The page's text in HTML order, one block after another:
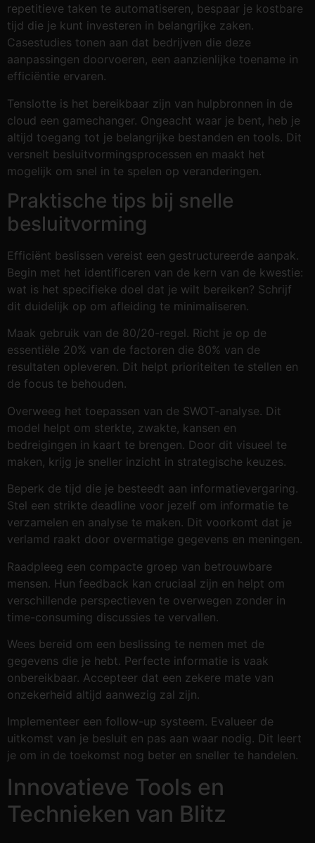
repetitieve taken te automatiseren, bespaar je kostbare
tijd die je kunt investeren in belangrijke zaken.
Casestudies tonen aan dat bedrijven die deze
aanpassingen doorvoeren, een aanzienlijke toename in
efficiëntie ervaren.
Tenslotte is het bereikbaar zijn van hulpbronnen in de
cloud een gamechanger. Ongeacht waar je bent, heb je
altijd toegang tot je belangrijke bestanden en tools. Dit
versnelt besluitvormingsprocessen en maakt het
mogelijk om snel in te spelen op veranderingen.
Praktische tips bij snelle
besluitvorming
Efficiënt beslissen vereist een gestructureerde aanpak.
Begin met het identificeren van de kern van de kwestie:
wat is het specifieke doel dat je wilt bereiken? Schrijf
dit duidelijk op om afleiding te minimaliseren.
Maak gebruik van de 80/20-regel. Richt je op de
essentiële 20% van de factoren die 80% van de
resultaten opleveren. Dit helpt prioriteiten te stellen en
de focus te behouden.
Overweeg het toepassen van de SWOT-analyse. Dit
model helpt om sterkte, zwakte, kansen en
bedreigingen in kaart te brengen. Door dit visueel te
maken, krijg je sneller inzicht in strategische keuzes.
Beperk de tijd die je besteedt aan informatievergaring.
Stel een strikte deadline voor jezelf om informatie te
verzamelen en analyse te maken. Dit voorkomt dat je
verlamd raakt door overmatige gegevens en meningen.
Raadpleeg een compacte groep van betrouwbare
mensen. Hun feedback kan cruciaal zijn en helpt om
verschillende perspectieven te overwegen zonder in
time-consuming discussies te vervallen.
Wees bereid om een beslissing te nemen met de
gegevens die je hebt. Perfecte informatie is vaak
onbereikbaar. Accepteer dat een zekere mate van
onzekerheid altijd aanwezig zal zijn.
Implementeer een follow-up systeem. Evalueer de
uitkomst van je besluit en pas aan waar nodig. Dit leert
je om in de toekomst nog beter en sneller te handelen.
Innovatieve Tools en
Technieken van Blitz